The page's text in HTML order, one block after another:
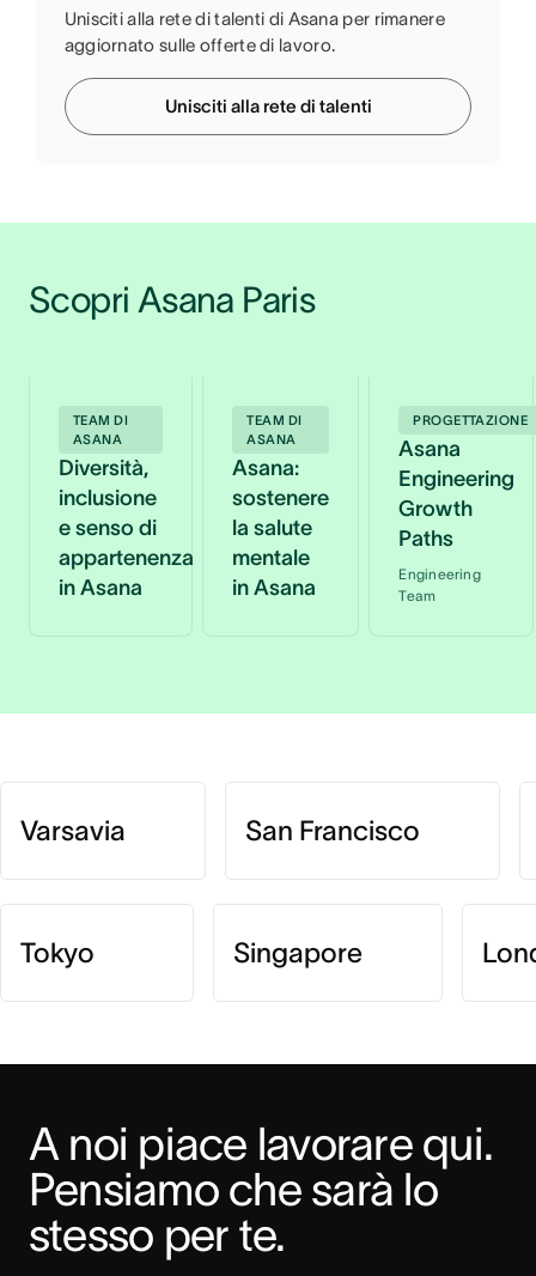
Unisciti alla rete di talenti di Asana per rimanere
aggiornato sulle offerte di lavoro.
Unisciti alla rete di talenti
Scopri Asana Paris
TEAM DI
ASANA
Diversità,
inclusione
e senso di
appartenenza
in Asana
TEAM DI
ASANA
Asana:
sostenere
la salute
mentale
in Asana
PROGETTAZIONE
Asana
Engineering
Growth
Paths
Engineering
Team
Varsavia San Francisco
Tokyo Singapore
A noi piace lavorare qui.
Pensiamo che sarà lo
stesso per te.